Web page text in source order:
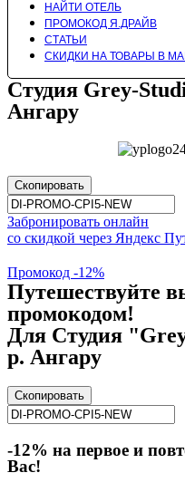
НАЙТИ ОТЕЛЬ
ПРОМОКОД Я.ДРАЙВ
СТАТЬИ
СКИДКИ НА ТОВАРЫ В
Студия Grey-
Ангару
Скопировать
Забронировать онлайн
со скидкой через Яндекс
Промокод -12%
Путешествуйте
промокодом!
Для Студия
р. Ангару
Скопировать
-12% на первое и
Вас!